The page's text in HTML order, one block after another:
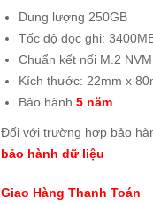
Dung lượng 250GB
Tốc độ đọc ghi:
Chuẩn kết nối M.2
Kích thước: 22mm x
Bảo hành 5 năm
Đối với trường hợp bảo
bảo hành dữ liệu
Giao Hàng Thanh Toán